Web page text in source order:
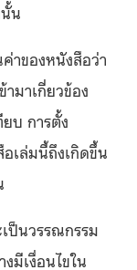
น
าของหนังสือว่า
มาเกี่ยวข้อง
บ การตั้ง
เล่มนี้ถึงเกิดขึ้น
ป็นวรรณกรรม
มีเงื่อนไขใน